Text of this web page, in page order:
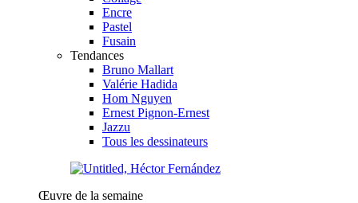
Encre
Pastel
Fusain
Tendances
Bruno Mallart
Valérie Hadida
Hom Nguyen
Ernest Pignon-Ernest
Jazzu
Tous les dessinateurs
Œuvre de la semaine